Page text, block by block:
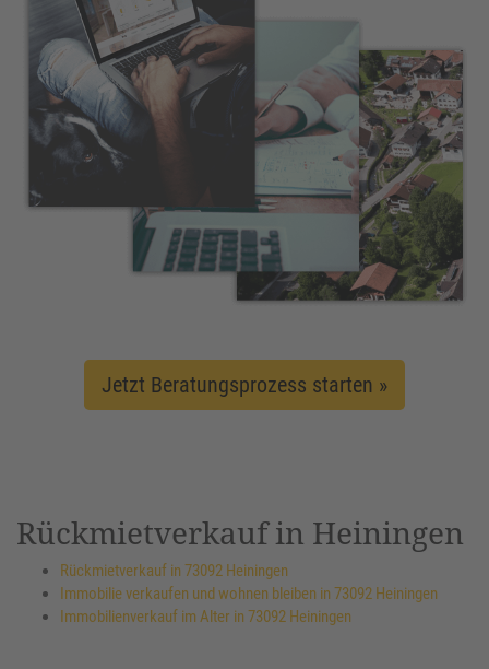
Jetzt Beratungsprozess starten »
Rückmietverkauf in Heiningen
Rückmietverkauf in 73092 Heiningen
Immobilie verkaufen und wohnen bleiben in 73092 Heiningen
Immobilienverkauf im Alter in 73092 Heiningen